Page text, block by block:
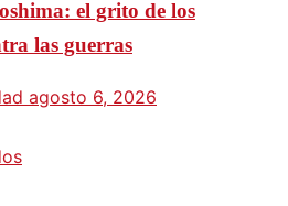
el grito de los
las guerras
agosto 6, 2026